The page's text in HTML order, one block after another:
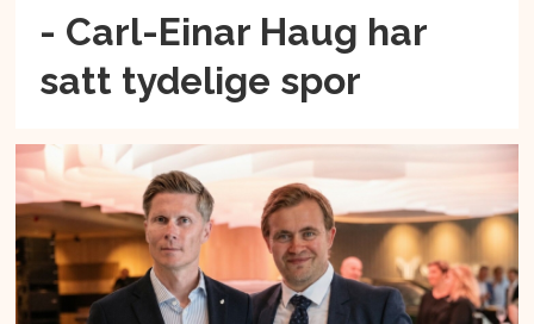
- Carl-Einar Haug har
satt tydelige spor